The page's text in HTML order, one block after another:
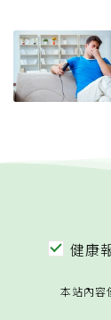
健康
本站內容